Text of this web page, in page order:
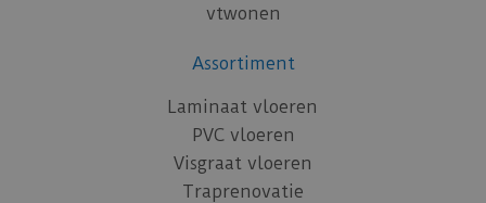
vtwonen
Assortiment
Laminaat vloeren
PVC vloeren
Visgraat vloeren
Traprenovatie